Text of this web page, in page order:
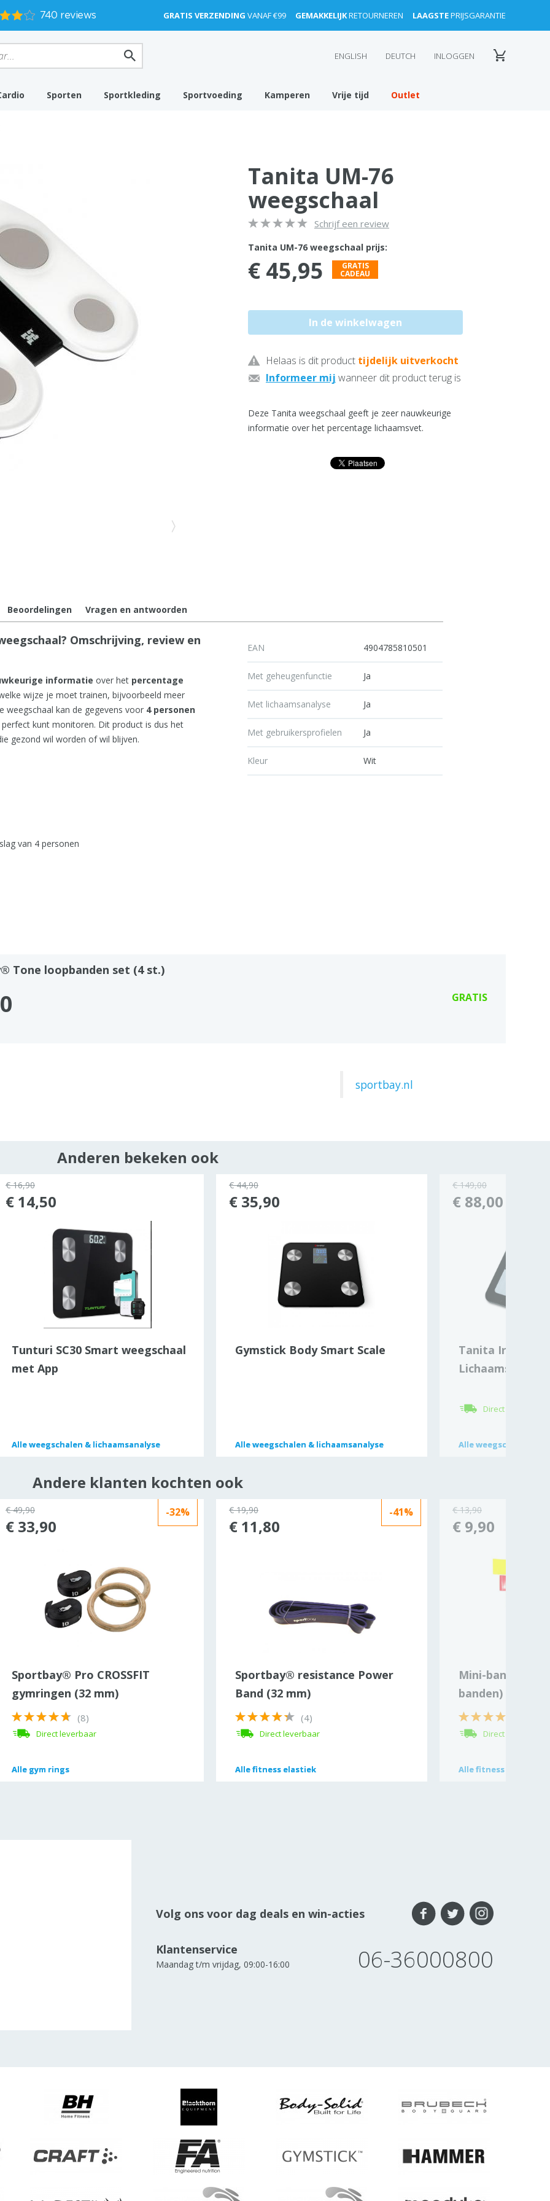
GRATIS VERZENDING VANAF €99 GEMAKKELIJKRETOURNEREN LAAGSTEPRIJSGARANTIE
ENGLISH DEUTCH INLOGGEN
Sporten Sportkleding Sportvoeding Kamperen Vrije tijd Outlet
Tanita UM-76
weegschaal
Schrijf een review
Tanita UM-76 weegschaal prijs:
€ 45,95 GRATIS
CADEAU
Helaas is dit product tijdelijk uitverkocht
Informeer mij wanneer dit product terug is
Deze Tanita weegschaal geeft je zeer nauwkeurige
informatie over het percentage lichaamsvet.
Beoordelingen Vragen en antwoorden
Omschrijving, review en
informatie over het percentage
wijze je moet trainen, bijvoorbeeld meer
weegschaal kan de gegevens voor 4 personen
kunt monitoren. Dit product is dus het
gezond wil worden of wil blijven.
van 4 personen
EAN 4904785810501
Met geheugenfunctie Ja
Met lichaamsanalyse Ja
Met gebruikersprofielen Ja
Kleur Wit
Tone loopbanden set (4 st.)
GRATIS
sportbay.nl
Anderen bekeken ook
Tunturi SC30 Smart weegschaal
met App
Alleweegschalen & lichaamsanalyse
Alleweegschalen & lichaamsanalyse
€ 16,90
€ 14,50
Gymstick Body Smart Scale
Alleweegschalen & lichaamsanalyse
Alleweegschalen & lichaamsanalyse
€ 44,90
€ 35,90
Tanita Ironman
Direct leverbaar
Alleweegschalen &
Alleweegschalen &
€ 149,00
€ 88,00
Andere klanten kochten ook
-32%
Sportbay® Pro CROSSFIT
gymringen (32 mm)
(8)
Direct leverbaar
Alle gym rings
Alle gym rings
€ 49,90
€ 33,90
-41%
Sportbay® resistance Power
Band (32 mm)
(4)
Direct leverbaar
Allefitness elastiek
Allefitness elastiek
€ 19,90
€ 11,80
Mini-bands set
banden)
Direct leverbaar
Allefitness elastieken
Allefitness elastieken
€ 13,90
€ 9,90
Volg ons voor dag deals en win-acties
Klantenservice
Maandag t/m vrijdag, 09:00-16:00 06-36000800